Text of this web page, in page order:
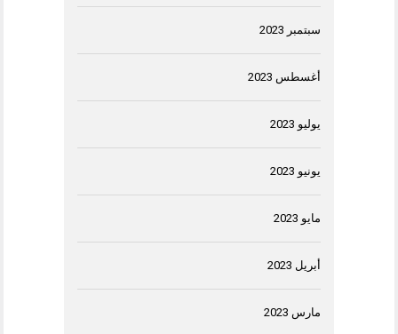
سبتمبر 2023
أغسطس 2023
يوليو 2023
يونيو 2023
مايو 2023
أبريل 2023
مارس 2023